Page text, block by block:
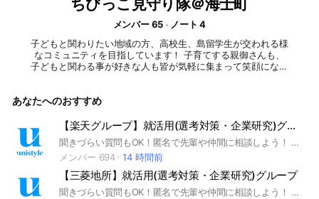
ちびっこ見守り隊＠海士町
メンバー 65
ノート 4
子どもと関わりたい地域の方、高校生、島留学生が交われる様
なコミュニティを目指しています！ 子育てする親御さんも、
子どもと関わる事が好きな人も皆が気軽に集まって笑顔になれ
あなたへのおすすめ
【楽天グループ】就活用(選考対策・企業研究)グループ
聞きづらい質問もOK！匿名で先輩や仲間に相談しよう！ 就活サイトunistyleが運営する楽天グループの就活情報(選考対策/企業研究)共有グループです。 #就活 #楽天グループ #IT業界 #インターンシップ #本選考 #unistyle #ユニスタイル #面接 #採用 #内定 #ES #エントリーシート #自己分析 #業界研究 #企業研究 #自己PR #ガクチカ #学生時代頑張ったこと #志何望動機 #webテスト #ウェブテスト #GD #グループディスカッション #グルディス #OB訪問 #企業選び #就活対策 #就活準備 #大手企業 #日系企業 ▼unistyleが運営するITのオプチャグループ▼ NTTデータ / NTTコミュニケーションズ / NTTコムウェア / LINE / 楽天グループ / LINEヤフー / IBM ▼楽天グループの企業研究はこちらから▼ https://x.gd/vHpU9
メンバー 694
14 時間前
【三菱地所】就活用(選考対策・企業研究)グループ
聞きづらい質問もOK！匿名で先輩や仲間に相談しよう！ 就活サイトunistyleが運営する三菱地所の就活情報(選考対策/企業研究)共有グループです。 #就活 #三菱地所 #不動産業界 #インターンシップ #本選考 #unistyle #ユニスタイル #面接 #採用 #内定 #ES #エントリーシート #自己分析 #業界研究 #企業研究 #自己PR #ガクチカ #学生時代頑張ったこと #志何望動機 #webテスト #ウェブテスト #GD #グループディスカッション #グルディス #OB訪問 #企業選び #就活対策 #就活準備 #大手企業 #日系企業 ▼unistyleが運営する不動産のオプチャグループ▼ 三井不動産 / 阪急阪神ホールディングス / 三菱地所 / 住友不動産 / 東急不動産 / 野村不動産 / 森ビル / 東京建物 / NTT都市開発 / 日鉄興和不動産 / ヒューリック / 地主（日本商業開発） / 森トラスト / 大東建託 / 一条工務店 / UR都市機構 / 長谷工コーポレーション / リゾートトラスト / 旭化成ホームズ / 三井不動産レジデンシャル / 三菱地所レジデンス / 中央日本土地建物 / オープンハウス / 三井不動産商業マネジメント / 三井不動産リアルティ / 伊藤忠都市開発 / 近鉄グループホールディングス / 三井不動産ビルマネジメント / オリックス不動産 / 東建コーポレーション / ミサワホーム / 三井住友トラスト不動産 / 東急リバブル / 鹿島建設 / 大林組 / 大成建設 / 清水建設 / 竹中工務店 / 奥村組 / 住友電設 / 新菱冷熱工業 ▼三菱地所の企業研究はこちらから▼ https://x.gd/q9OgH